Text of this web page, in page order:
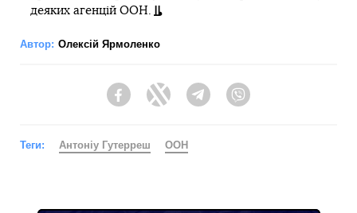
деяких агенцій ООН.
Автор: Олексій Ярмоленко
FacebookTwitter Telegram
Теги: Антоніу Гутерреш ООН